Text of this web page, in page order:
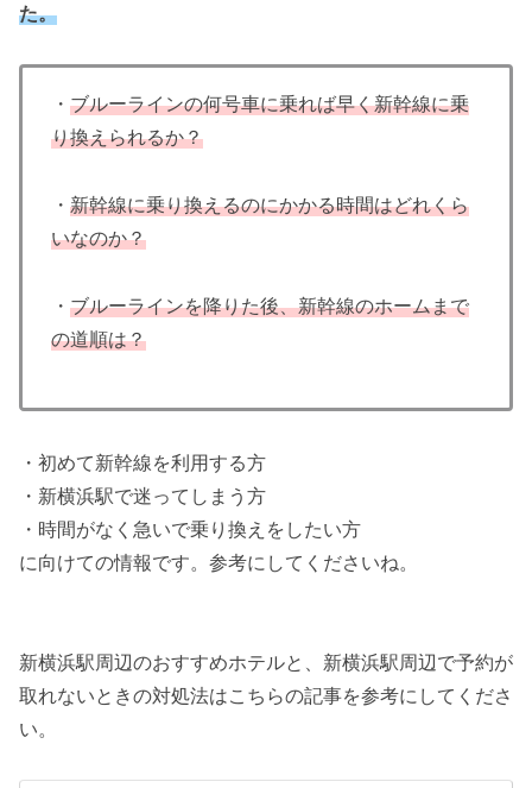
た。
・ ブルーラインの何号車に乗れば早く新幹線に乗
り換えられるか？
・ 新幹線に乗り換えるのにかかる時間はどれくら
いなのか？
・ ブルーラインを降りた後、新幹線のホームまで
の道順は？
・初めて新幹線を利用する方
・新横浜駅で迷ってしまう方
・時間がなく急いで乗り換えをしたい方
に向けての情報です。参考にしてくださいね。
新横浜駅周辺のおすすめホテルと、新横浜駅周辺で予約が
取れないときの対処法はこちらの記事を参考にしてくださ
い。